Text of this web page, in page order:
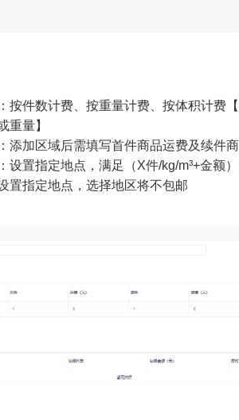
按件数计费、按重量计费、按体积计费
重量】
添加区域后需填写首件商品运费及续件
设置指定地点，满足（X件/kg/m³+金额
置指定地点，选择地区将不包邮